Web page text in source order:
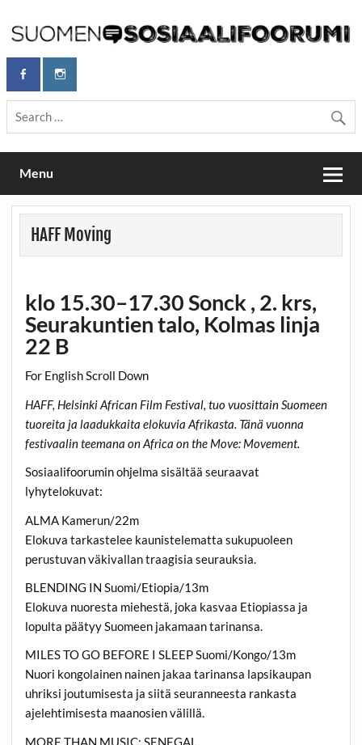
content
Maailmanparannuspäivät / Suomen
Sosiaalifoorumi
Maailmanparannuspäivät Lapinlahden Lähteellä, Helsingissä
26.–27.9.2026
Menu
HAFF Moving
klo 15.30–17.30 Sonck , 2. krs,
Seurakuntien talo, Kolmas linja
22 B
For English Scroll Down
HAFF, Helsinki African Film Festival, tuo vuosittain Suomeen
tuoreita ja laadukkaita elokuvia Afrikasta. Tänä vuonna
festivaalin teemana on Africa on the Move: Movement.
Sosiaalifoorumin ohjelma sisältää seuraavat
lyhytelokuvat:
ALMA Kamerun/22m
Elokuva tarkastelee kaunistelematta sukupuoleen
perustuvan väkivallan traagisia seurauksia.
BLENDING IN Suomi/Etiopia/13m
Elokuva nuoresta miehestä, joka kasvaa Etiopiassa ja
lopulta päätyy Suomeen jakamaan tarinansa.
MILES TO GO BEFORE I SLEEP Suomi/Kongo/13m
Nuori kongolainen nainen jakaa tarinansa lapsikaupan
uhriksi joutumisesta ja siitä seuranneesta rankasta
ajelehtimisesta maanosien välillä.
MORE THAN MUSIC: SENEGAL